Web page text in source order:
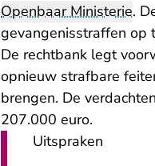
Openbaar Ministerie.
gevangenisstraffen op
De rechtbank legt
opnieuw strafbare
brengen. De
207.000 euro.
Uitspraken